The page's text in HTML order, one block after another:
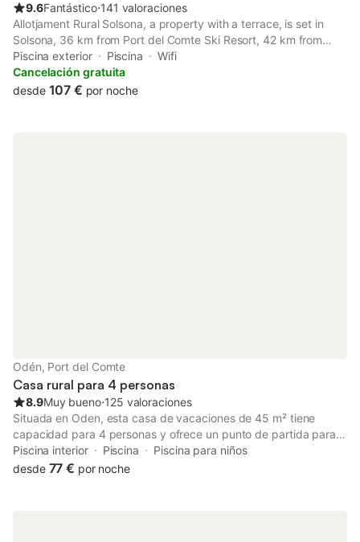
9.6Fantástico⋅141 valoraciones
Allotjament Rural Solsona, a property with a terrace, is set in
Solsona, 36 km from Port del Comte Ski Resort, 42 km from
Tuixent - La Vansa Ski Resort, as well as 48 km from Kursaal
Theatre.
Piscina exterior Piscina
Wifi
Cancelación gratuita
desde 107 € por noche
Odén, Port del Comte
Casa rural para 4 personas
8.9Muy bueno⋅125 valoraciones
Situada en Oden, esta casa de vacaciones de 45 m² tiene
capacidad para 4 personas y ofrece un punto de partida para
explorar el entorno. La propiedad cuenta con 2 dormitorios, 1
baño, una zona de estar y una cocina equipada con horno,
Piscina interior Piscina
Piscina para niños
desde 77 € por noche